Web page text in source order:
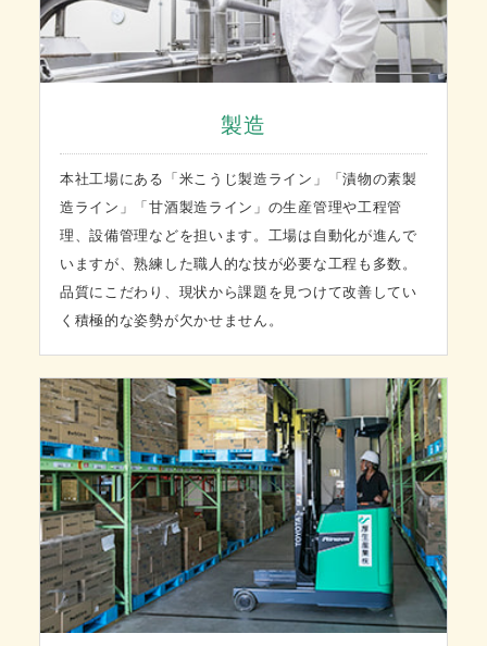
製造
本社工場にある「米こうじ製造ライン」「漬物の素製
造ライン」「甘酒製造ライン」の生産管理や工程管
理、設備管理などを担います。工場は自動化が進んで
いますが、熟練した職人的な技が必要な工程も多数。
品質にこだわり、現状から課題を見つけて改善してい
く積極的な姿勢が欠かせません。